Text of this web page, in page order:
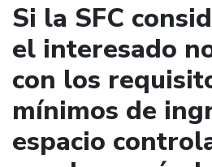
Si la SFC
el interesado
con los
mínimos de
espacio